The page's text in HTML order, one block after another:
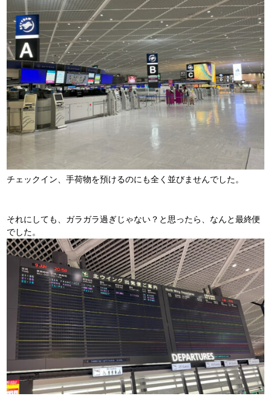
チェックイン、手荷物を預けるのにも全く並びませんでした。
それにしても、ガラガラ過ぎじゃない？と思ったら、なんと最終便
でした。